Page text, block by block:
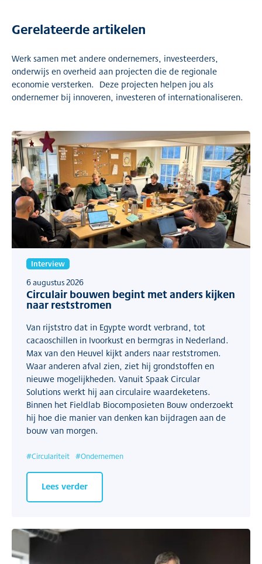
Gerelateerde artikelen
Werk samen met andere ondernemers, investeerders,
onderwijs en overheid aan projecten die de regionale
economie versterken. Deze projecten helpen jou als
ondernemer bij innoveren, investeren of internationaliseren.
Interview
6 augustus 2026
Circulair bouwen begint met anders kijken
naar reststromen
Van rijststro dat in Egypte wordt verbrand, tot
cacaoschillen in Ivoorkust en bermgras in Nederland.
Max van den Heuvel kijkt anders naar reststromen.
Waar anderen afval zien, ziet hij grondstoffen en
nieuwe mogelijkheden. Vanuit Spaak Circular
Solutions werkt hij aan circulaire waardeketens.
Binnen het Fieldlab Biocomposieten Bouw onderzoekt
hij hoe die manier van denken kan bijdragen aan de
bouw van morgen.
#Circulariteit #Ondernemen
Lees verder